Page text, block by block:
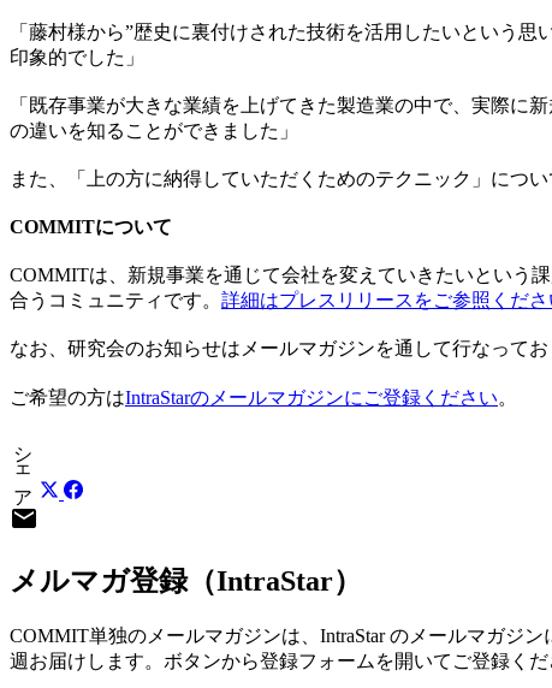
「藤村様から”歴史に裏付けされた技術を活用したいという
印象的でした」
「既存事業が大きな業績を上げてきた製造業の中で、実際に
の違いを知ることができました」
また、「上の方に納得していただくためのテクニック」につ
COMMITについて
COMMITは、新規事業を通じて会社を変えていきたいという
合うコミュニティです。 詳細はプレスリリースをご参照くださ
なお、研究会のお知らせはメールマガジンを通して行なってお
ご希望の方はIntraStarのメールマガジンにご登録ください。
シェア
mail
メルマガ登録（IntraStar）
COMMIT単独のメールマガジンは、IntraStar のメールマガジ
週お届けします。ボタンから登録フォームを開いてご登録くだ